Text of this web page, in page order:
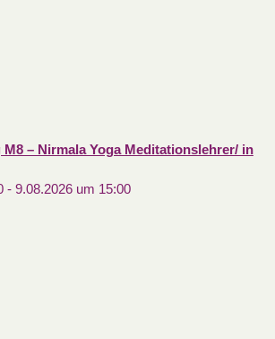
– Nirmala Yoga Meditationslehrer/ in
- 9.08.2026 um 15:00